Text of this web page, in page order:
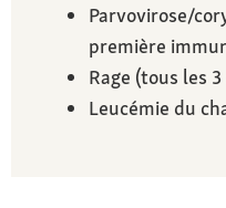
Parvovirose/
première
Rage (tous les 3
Leucémie du